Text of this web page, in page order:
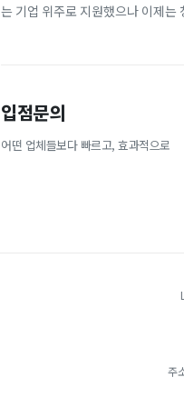
는 기업 위주로 지원했으나 이제
입점문의
어떤 업체들보다 빠르고, 효과적으로
주